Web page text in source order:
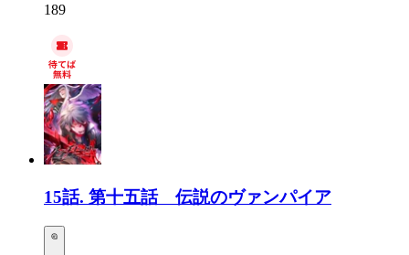
189
15話. 第十五話 伝説のヴァンパイア